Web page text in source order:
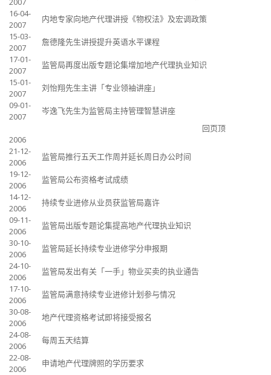
16-04-
2007
内地专家向地产代理讲授《物权法》及宏调政策
15-03-
2007
詹德隆先生讲授提升英语水平课程
17-01-
2007
监管局再度出版专题论集增加地产代理执业知识
15-01-
2007
刘怡翔先生主讲「专业领袖讲座」
09-01-
2007
岑逸飞先生为监管局主持管理智慧讲座
回页顶
2006
21-12-
2006
监管局推行五天工作周并延长周日办公时间
19-12-
2006
监管局公布资格考试成绩
14-12-
2006
持续专业进修从业员获监管局嘉许
09-11-
2006
监管局出版专题论集提高地产代理执业知识
30-10-
2006
监管局延长持续专业进修学分申报期
24-10-
2006
监管局发出有关「一手」物业买卖的执业通告
17-10-
2006
监管局满意持续专业进修计划参与情况
30-08-
2006
地产代理资格考试即将接受报名
24-08-
2006
每周五天结算
22-08-
2006
申请地产代理牌照的学历要求